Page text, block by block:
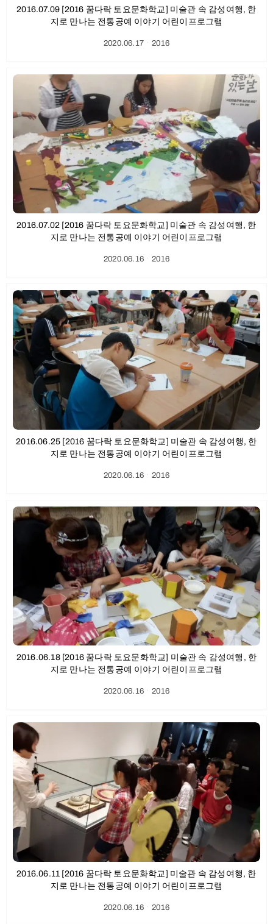
2016.07.09 [2016 꿈다락 토요문화학교] 미술관 속 감성여행, 한
지로 만나는 전통공예 이야기 어린이프로그램
2020.06.17ㆍ2016
2016.07.02 [2016 꿈다락 토요문화학교] 미술관 속 감성여행, 한
지로 만나는 전통공예 이야기 어린이프로그램
2020.06.16ㆍ2016
2016.06.25 [2016 꿈다락 토요문화학교] 미술관 속 감성여행, 한
지로 만나는 전통공예 이야기 어린이프로그램
2020.06.16ㆍ2016
2016.06.18 [2016 꿈다락 토요문화학교] 미술관 속 감성여행, 한
지로 만나는 전통공예 이야기 어린이프로그램
2020.06.16ㆍ2016
2016.06.11 [2016 꿈다락 토요문화학교] 미술관 속 감성여행, 한
지로 만나는 전통공예 이야기 어린이프로그램
2020.06.16ㆍ2016